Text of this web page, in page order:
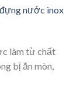
nước inox
làm từ chất
bị ăn mòn,